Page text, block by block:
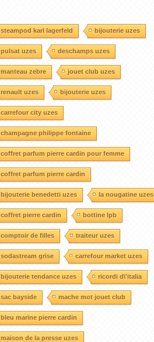
steampod karl lagerfeld bijouterie uzes
pulsat uzes deschamps uzes
manteau zebre jouet club uzes
renault uzes bijouterie uzes
carrefour city uzes
champagne philippe fontaine
coffret parfum pierre cardin pour femme
coffret parfum pierre cardin
bijouterie benedetti uzes la nougatine uzes
coffret pierre cardin bottine lpb
comptoir de filles traiteur uzes
sodastream grise carrefour market uzes
bijouterie tendance uzes ricordi d\'italia
sac bayside mache mot jouet club
bleu marine pierre cardin
maison de la presse uzes